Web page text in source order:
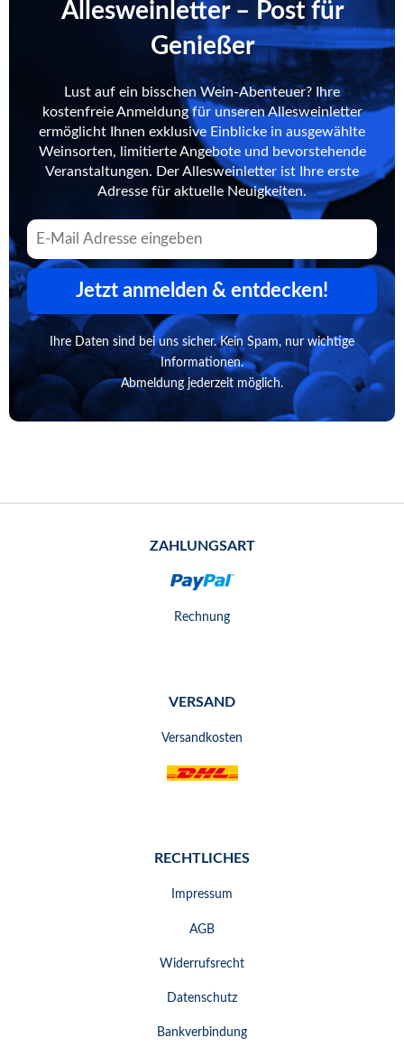
Allesweinletter – Post für
Genießer
Lust auf ein bisschen Wein-Abenteuer? Ihre
kostenfreie Anmeldung für unseren Allesweinletter
ermöglicht Ihnen exklusive Einblicke in ausgewählte
Weinsorten, limitierte Angebote und bevorstehende
Veranstaltungen. Der Allesweinletter ist Ihre erste
Adresse für aktuelle Neuigkeiten.
Jetzt anmelden & entdecken!
Ihre Daten sind bei uns sicher. Kein Spam, nur wichtige
Informationen.
Abmeldung jederzeit möglich.
ZAHLUNGSART
Rechnung
VERSAND
Versandkosten
RECHTLICHES
Impressum
AGB
Widerrufsrecht
Datenschutz
Bankverbindung